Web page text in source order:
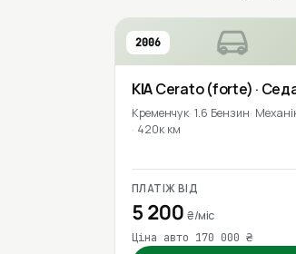
2006
KIACerato (forte) ·
Кременчук 1.6 Бензин
420к км
ПЛАТІЖ ВІД
5 200₴/міс
Ціна авто 170 000 ₴